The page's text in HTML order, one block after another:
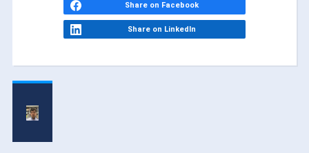
Share on Facebook
Share on LinkedIn